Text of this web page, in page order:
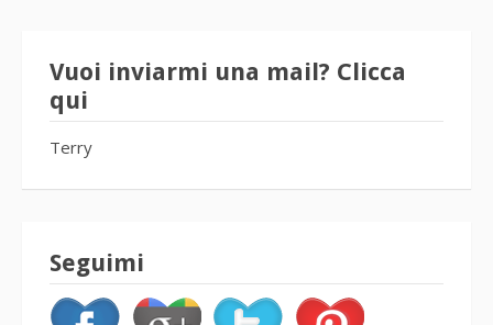
Vuoi inviarmi una mail? Clicca
qui
Terry
Seguimi